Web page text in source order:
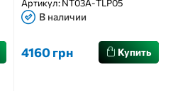
Артикул:NT03A-TLP05
В наличии
4160 грн Купить